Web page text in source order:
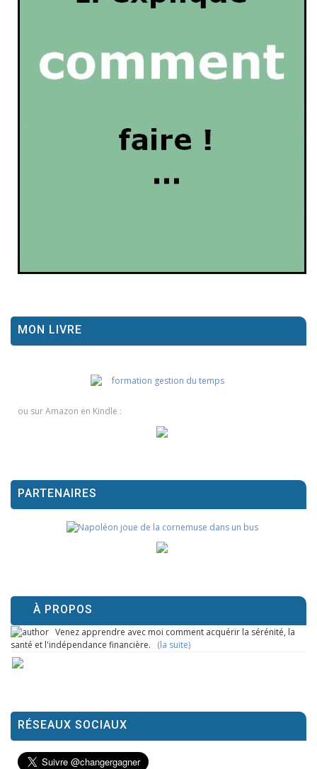
MON LIVRE
ou sur Amazon en Kindle :
PARTENAIRES
À PROPOS
Venez apprendre avec moi comment acquérir la sérénité, la
santé et l'indépendance financière. (la suite)
RÉSEAUX SOCIAUX